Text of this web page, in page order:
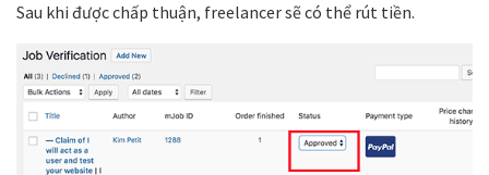
Sau khi được chấp thuận, freelancer sẽ có thể rút tiền.